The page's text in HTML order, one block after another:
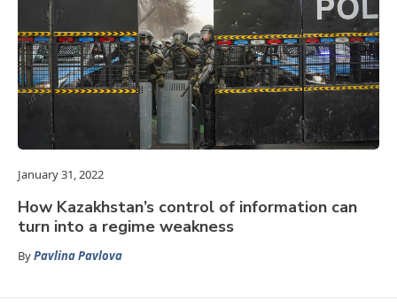
January 31, 2022
How Kazakhstan’s control of information can
turn into a regime weakness
ByPavlina Pavlova